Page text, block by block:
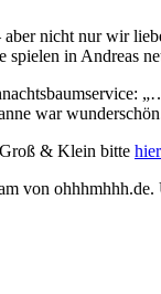
nicht nur wir
in Andreas
war
& Klein bitte hier
von